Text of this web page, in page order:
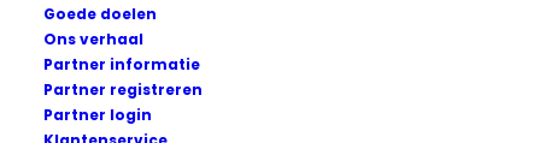
Goede doelen
Ons verhaal
Partner informatie
Partner registreren
Partner login